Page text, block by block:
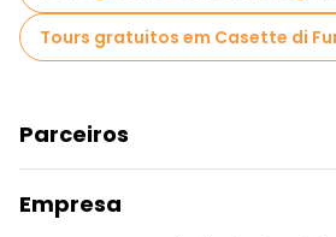
Tours gratuitos em Casette di
Parceiros
Registo Do Fornecedor
Empresa